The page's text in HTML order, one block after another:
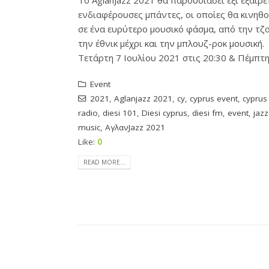
ενδιαφέρουσες μπάντες, οι οποίες θα
σε ένα ευρύτερο μουσικό φάσμα, από την
την έθνικ μέχρι και την μπλουζ-ροκ μουσική.
Τετάρτη 7 Ιουλίου 2021 στις 20:30 &
Event
2021 , Aglanjazz 2021 , cy, cyprus event, cyprus
radio, diesi 101 , Diesi cyprus, diesi fm, event, jazz
music, ΑγλανJazz 2021
Like: 0
READ MORE...